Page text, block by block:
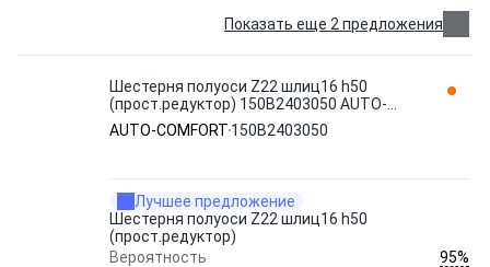
Показать еще 2 предложения
Шестерня полуоси Z22 шлиц16 h50
(прост.редуктор) 150В2403050 AUTO-
COMFORT
AUTO-COMFORT 150В2403050
Лучшее предложение
Шестерня полуоси Z22 шлиц16 h50
(прост.редуктор)
Вероятность
95%